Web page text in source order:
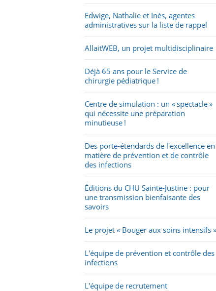
Edwige, Nathalie et Inès, agentes
administratives sur la liste de rappel
AllaitWEB, un projet multidisciplinaire
Déjà 65 ans pour le Service de
chirurgie pédiatrique !
Centre de simulation : un « spectacle »
qui nécessite une préparation
minutieuse !
Des porte-étendards de l'excellence en
matière de prévention et de contrôle
des infections
Éditions du CHU Sainte-Justine : pour
une transmission bienfaisante des
savoirs
Le projet « Bouger aux soins intensifs »
L'équipe de prévention et contrôle des
infections
L'équipe de recrutement